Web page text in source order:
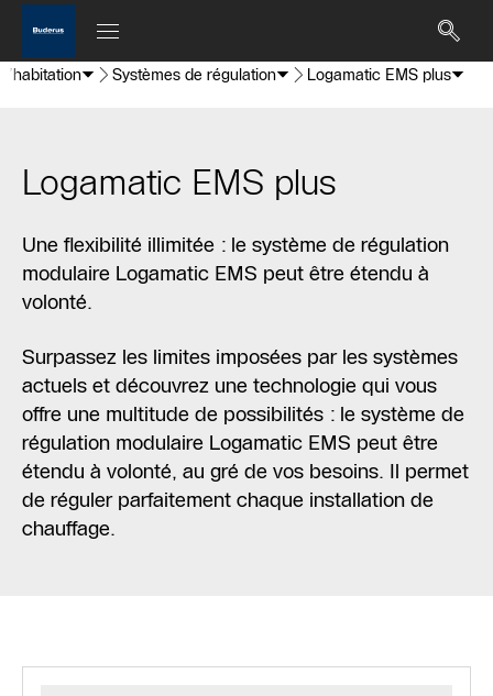
Systèmes de régulation Logamatic EMS plus
Logamatic EMS plus
Une flexibilité illimitée : le système de régulation
modulaire Logamatic EMS peut être étendu à
volonté.
Surpassez les limites imposées par les systèmes
actuels et découvrez une technologie qui vous
offre une multitude de possibilités : le système de
régulation modulaire Logamatic EMS peut être
étendu à volonté, au gré de vos besoins. Il permet
de réguler parfaitement chaque installation de
chauffage.